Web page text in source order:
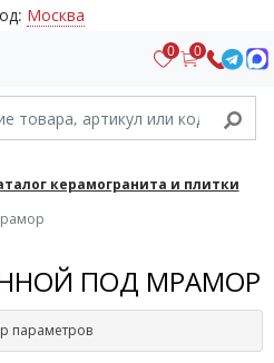
Москва
0 0
керамогранита и плитки
ПОД МРАМОР
параметров